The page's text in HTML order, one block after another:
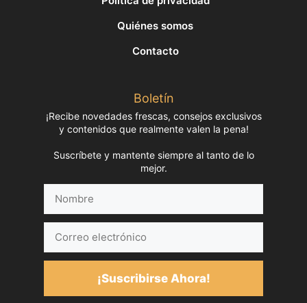
Quiénes somos
Contacto
Boletín
¡Recibe novedades frescas, consejos exclusivos
y contenidos que realmente valen la pena!
Suscríbete y mantente siempre al tanto de lo
mejor.
electrónico
¡Suscribirse Ahora!